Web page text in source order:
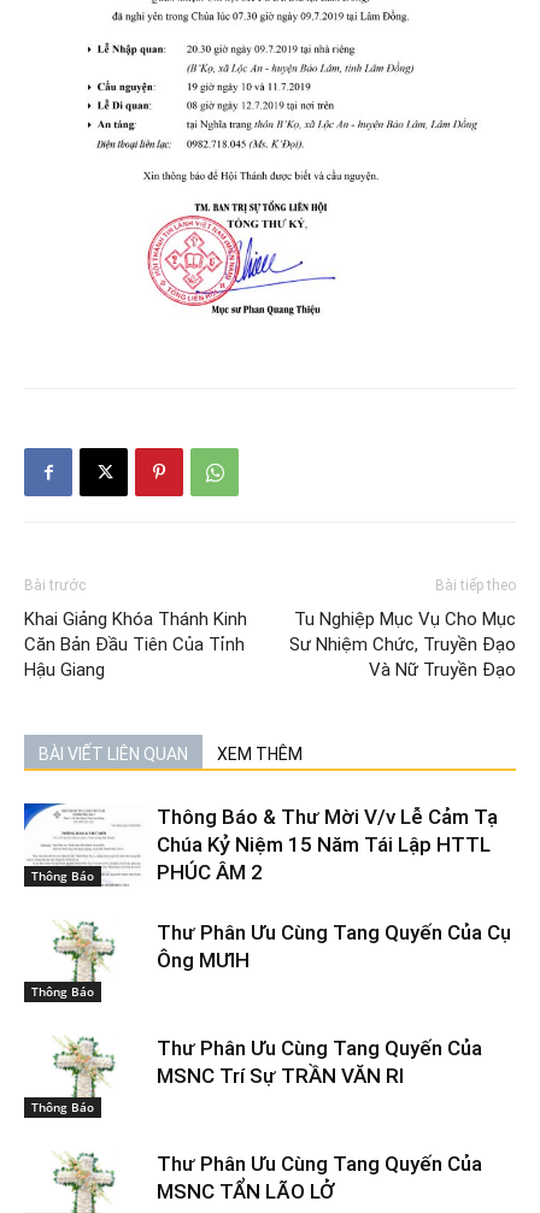
Bài trước
Khai Giảng Khóa Thánh Kinh
Căn Bản Đầu Tiên Của Tỉnh
Hậu Giang
Bài tiếp theo
Tu Nghiệp Mục Vụ Cho Mục
Sư Nhiệm Chức, Truyền Đạo
Và Nữ Truyền Đạo
BÀI VIẾT LIÊN QUAN XEM THÊM
Thông Báo
Thông Báo & Thư Mời V/v Lễ Cảm Tạ
Chúa Kỷ Niệm 15 Năm Tái Lập HTTL
PHÚC ÂM 2
Thông Báo
Thư Phân Ưu Cùng Tang Quyến Của Cụ
Ông MƯIH
Thông Báo
Thư Phân Ưu Cùng Tang Quyến Của
MSNC Trí Sự TRẦN VĂN RI
Thư Phân Ưu Cùng Tang Quyến Của
MSNC TẨN LÃO LỞ